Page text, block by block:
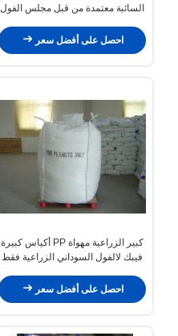
السائبة معتمدة من قبل مجلس الفول
احصل على أفضل سعر
كبير الزراعية مهواة PP أكياس كبيرة
فيبك لالفول السوداني الزراعية فقط
احصل على أفضل سعر